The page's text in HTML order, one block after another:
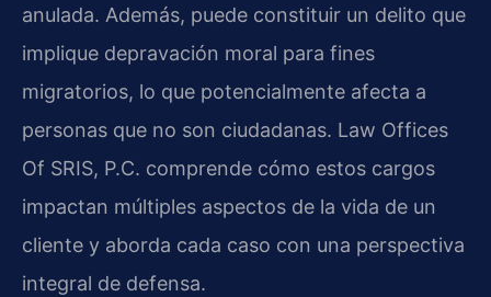
anulada. Además, puede constituir un delito que
implique depravación moral para fines
migratorios, lo que potencialmente afecta a
personas que no son ciudadanas. Law Offices
Of SRIS, P.C. comprende cómo estos cargos
impactan múltiples aspectos de la vida de un
cliente y aborda cada caso con una perspectiva
integral de defensa.